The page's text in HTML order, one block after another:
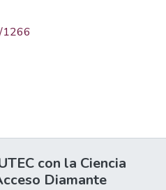
1266
con la Ciencia
Diamante